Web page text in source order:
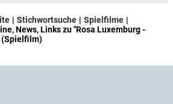
Stichwortsuche
Spielfilme
News, Links zu "Rosa Luxemburg -
(Spielfilm)